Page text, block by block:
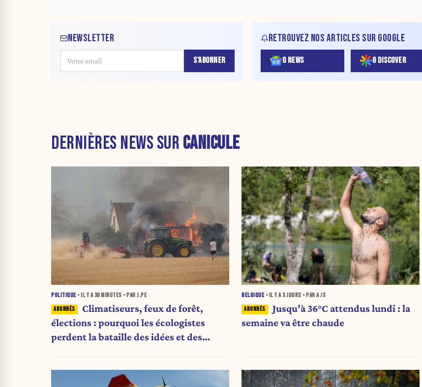
NEWSLETTER
S'ABONNER
RETROUVEZ NOS ARTICLES SUR GOOGLE
G NEWS G DISCOVER
DERNIÈRES NEWS SUR CANICULE
POLITIQUE • IL Y A36 MINUTES • PAR J.PE
Climatiseurs, feux de forêt,
élections : pourquoi les écologistes
perdent la bataille des idées et des
BELGIQUE • IL Y A3 JOURS • PAR A JS
Jusqu'à 36°C attendus lundi : la
semaine va être chaude